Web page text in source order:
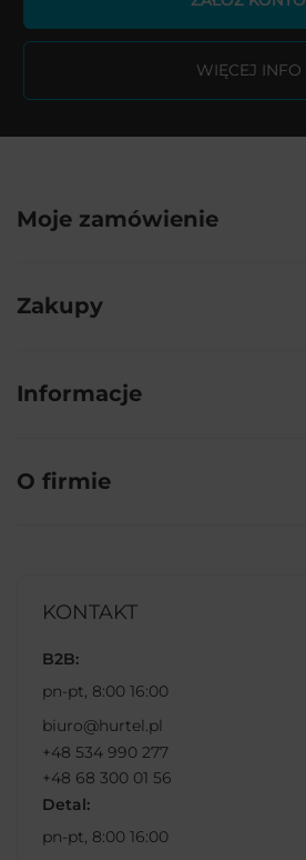
WIĘCEJ INFO
Moje zamówienie
Zakupy
Informacje
O firmie
KONTAKT
B2B:
pn-pt, 8:00 16:00
biuro@hurtel.pl
+48 534 990 277
+48 68 300 01 56
Detal:
pn-pt, 8:00 16:00